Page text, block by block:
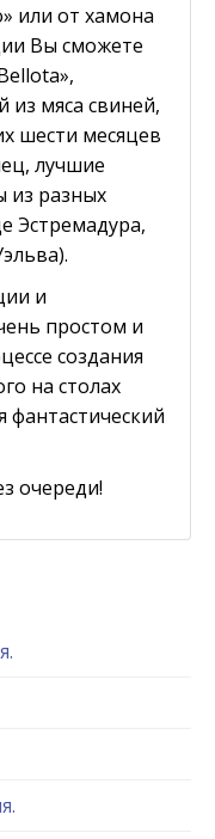
или от хамона
Вы сможете
из мяса свиней,
шести месяцев
лучшие
из разных
Эстремадура,
и
простом и
создания
на столах
фантастический
очереди!